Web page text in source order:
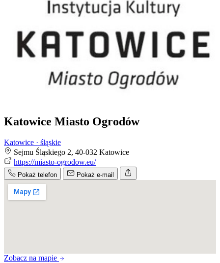
Katowice Miasto Ogrodów
Katowice · śląskie
Sejmu Śląskiego 2, 40-032 Katowice
https://miasto-ogrodow.eu/
Pokaż telefon Pokaż e-mail
Zobacz na mapie